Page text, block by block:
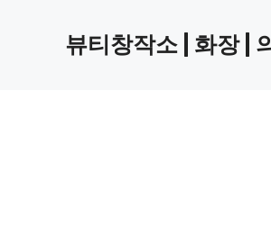
뷰티창작소 | 화장 |